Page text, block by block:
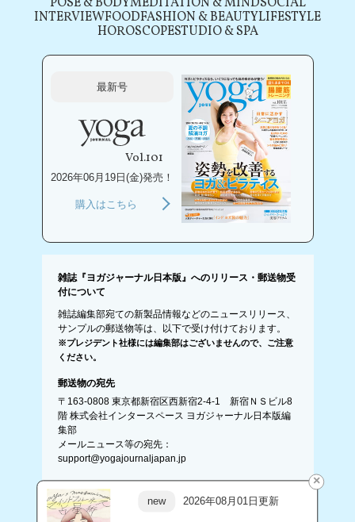
×
new 2026年08月01日更新
INTERVIEWFOODFASHION & BEAUTYLIFESTYLE
HOROSCOPESTUDIO & SPA
最新号
Vol.101
2026年06月19日(金)発売！
購入はこちら
雑誌『ヨガジャーナル日本版』へのリリース・郵送物受
付について
雑誌編集部宛ての新製品情報などのニュースリリース、
サンプルの郵送物等は、以下で受け付けております。
※プレジデント社様には編集部はございませんので、ご注意
ください。
郵送物の宛先
〒163-0808 東京都新宿区西新宿2-4-1 新宿ＮＳビル8
階 株式会社インタースペース ヨガジャーナル日本版編
集部
メールニュース等の宛先：
support@yogajournaljapan.jp
お問い合わせ